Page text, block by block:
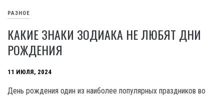
РАЗНОЕ
КАКИЕ ЗНАКИ ЗОДИАКА НЕ ЛЮБЯТ ДНИ
РОЖДЕНИЯ
11 ИЮЛЯ, 2024
День рождения один из наиболее популярных праздников во